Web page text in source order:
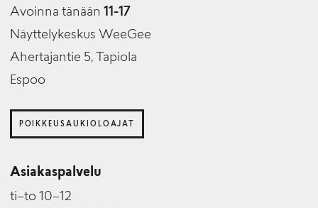
Avoinna tänään 11-17
Näyttelykeskus WeeGee
Ahertajantie 5, Tapiola
Espoo
POIKKEUSAUKIOLOAJAT
Asiakaspalvelu
ti–to 10–12